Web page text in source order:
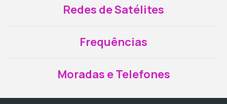
Redes de Satélites
Frequências
Moradas e Telefones